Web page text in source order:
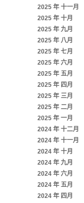
2025 年 十一月
2025 年 十月
2025 年 九月
2025 年 八月
2025 年 七月
2025 年 六月
2025 年 五月
2025 年 四月
2025 年 三月
2025 年 二月
2025 年 一月
2024 年 十二月
2024 年 十一月
2024 年 十月
2024 年 九月
2024 年 六月
2024 年 五月
2024 年 四月